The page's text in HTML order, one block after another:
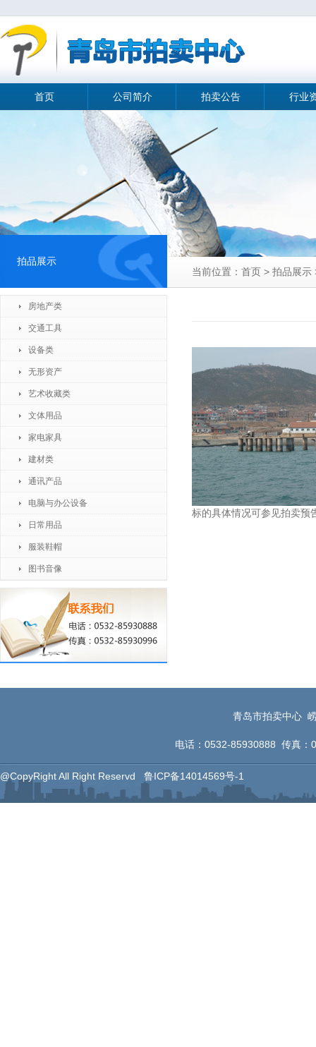
首页 公司简介 拍卖公告 行业
拍品展示
房地产类
交通工具
设备类
无形资产
艺术收藏类
文体用品
家电家具
建材类
通讯产品
电脑与办公设备
日常用品
服装鞋帽
图书音像
当前位置：首页 > 拍品展示
标的具体情况可参见拍卖预
青岛市拍卖中心
电话：0532-85930888 传真：
@CopyRight All Right Reservd 鲁ICP备14014569号-1